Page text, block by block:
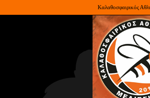
Καλαθοσφαιρικός